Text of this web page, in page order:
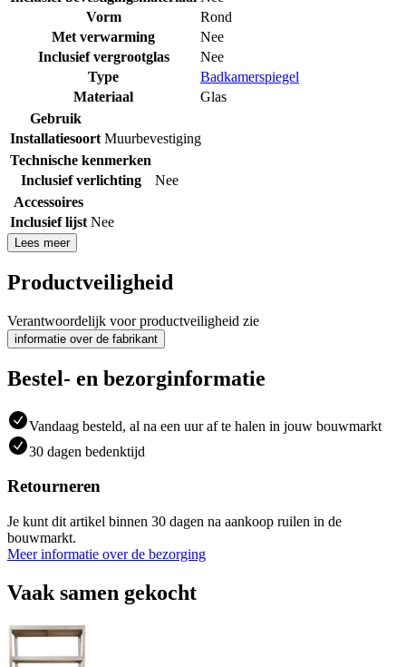
Vorm
Rond
Met verwarming
Nee
Inclusief vergrootglas
Nee
Type
Badkamerspiegel
Materiaal
Glas
Gebruik
Installatiesoort Muurbevestiging
Technische kenmerken
Inclusief verlichting
Nee
Accessoires
Inclusief lijst Nee
Lees meer
Productveiligheid
Verantwoordelijk voor productveiligheid zie
informatie over de fabrikant
Bestel- en bezorginformatie
Vandaag besteld, al na een uur af te halen in jouw bouwmarkt
30 dagen bedenktijd
Retourneren
Je kunt dit artikel binnen 30 dagen na aankoop ruilen in de
bouwmarkt.
Meer informatie over de bezorging
Vaak samen gekocht